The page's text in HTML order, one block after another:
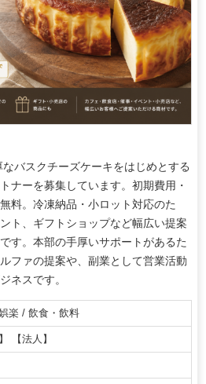
なバスクチーズケーキをはじめとする
ナーを募集しています。初期費用・
料。冷凍納品・小ロット対応のた
ト、ギフトショップなど幅広い提案
す。本部の手厚いサポートがあるた
ファの提案や、副業として営業活動
ネスです。
楽 / 飲食・飲料
【法人】